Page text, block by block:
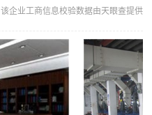
该企业工商信息校验数据由天眼查提供